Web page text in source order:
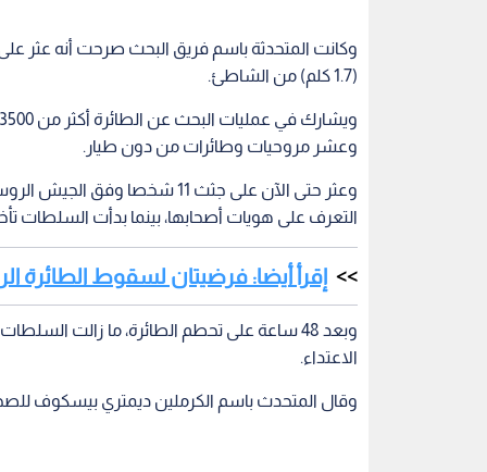
(1.7 كلم) من الشاطئ.
وعشر مروحيات وطائرات من دون طيار.
التعرف على هويات أصحابها، بينما بدأت السلطات
إقرأ أيضا: فرضيتان لسقوط الطائرة
وبعد 48 ساعة على تحطم الطائرة، ما زالت
الاعتداء.
وقال المتحدث باسم الكرملين ديمتري بيسكوف